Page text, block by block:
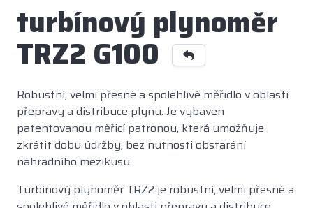
turbínový plynoměr
TRZ2 G100
Robustní, velmi přesné a spolehlivé měřidlo v oblasti
přepravy a distribuce plynu. Je vybaven
patentovanou měřicí patronou, která umožňuje
zkrátit dobu údržby, bez nutnosti obstarání
náhradního mezikusu.
Turbínový plynoměr TRZ2 je robustní, velmi přesné a